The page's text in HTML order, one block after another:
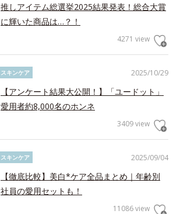
推しアイテム総選挙2025結果発表！総合大賞
に輝いた商品は…？！
4271 view
2025/10/29
スキンケア
【アンケート結果大公開！】「ユードット」
愛用者約8,000名のホンネ
3409 view
2025/09/04
スキンケア
【徹底比較】美白*ケア全品まとめ｜年齢別
社員の愛用セットも！
11086 view